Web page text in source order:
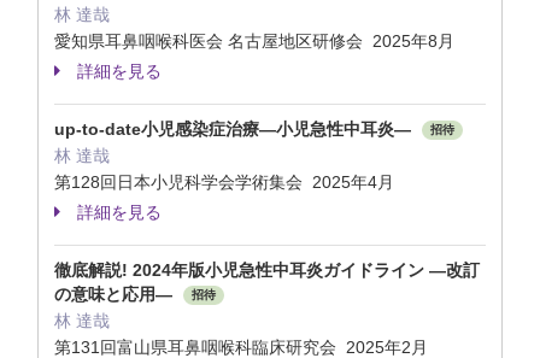
林 達哉
愛知県耳鼻咽喉科医会 名古屋地区研修会 2025年8月
詳細を見る
up-to-date小児感染症治療—小児急性中耳炎— 招待
林 達哉
第128回日本小児科学会学術集会 2025年4月
詳細を見る
徹底解説! 2024年版小児急性中耳炎ガイドライン —改訂
の意味と応用—
招待
林 達哉
第131回富山県耳鼻咽喉科臨床研究会 2025年2月